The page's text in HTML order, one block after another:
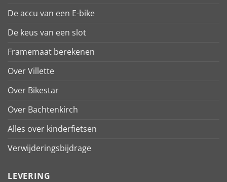
De accu van een E-bike
De keus van een slot
Framemaat berekenen
Over Villette
Over Bikestar
Over Bachtenkirch
Alles over kinderfietsen
Verwijderingsbijdrage
LEVERING